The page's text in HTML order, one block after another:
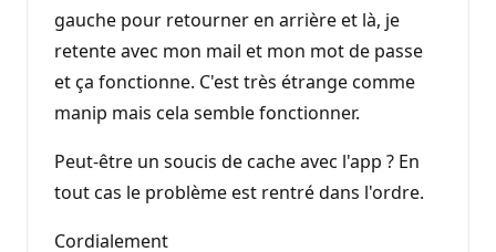
gauche pour retourner en arrière et là, je
retente avec mon mail et mon mot de passe
et ça fonctionne. C'est très étrange comme
manip mais cela semble fonctionner.
Peut-être un soucis de cache avec l'app ? En
tout cas le problème est rentré dans l'ordre.
Cordialement